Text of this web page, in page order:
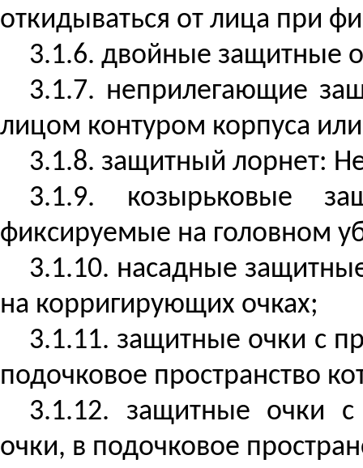
откидываться от лица при
3.1.6. двойные защитные
3.1.7. неприлегающие
лицом контуром корпуса
3.1.8. защитный лорнет:
3.1.9. козырьковые
фиксируемые на головном
3.1.10. насадные
на корригирующих очках;
3.1.11. защитные очки с
подочковое пространство
3.1.12. защитные очки
очки, в подочковое